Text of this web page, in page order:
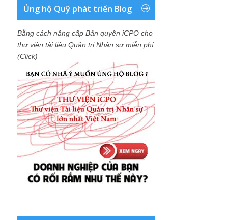
Ủng hộ Quỹ phát triển Blog
Bằng cách nâng cấp Bản quyền iCPO cho
thư viện tài liệu Quản trị Nhân sự miễn phí
(Click)